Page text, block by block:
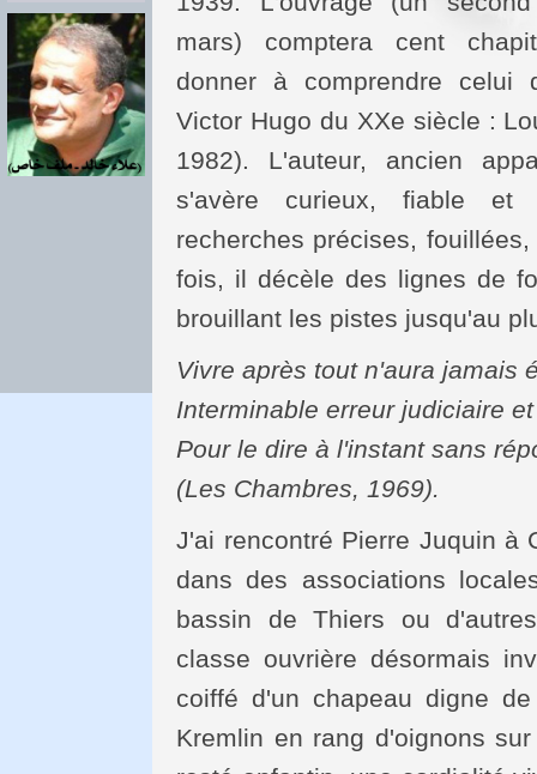
mars) comptera cent
donner à comprendre celui
Victor Hugo du XXe siècle :
1982). L'auteur, ancien
s'avère curieux, fiable
recherches précises,
fois, il décèle des lignes de
brouillant les pistes jusqu'au
Vivre après tout n'aura jamais
Interminable erreur judiciaire
Pour le dire à l'instant sans
(Les Chambres, 1969).
J'ai rencontré Pierre Juquin à
dans des associations
bassin de Thiers ou
classe ouvrière désormais
coiffé d'un chapeau digne
Kremlin en rang d'oignons